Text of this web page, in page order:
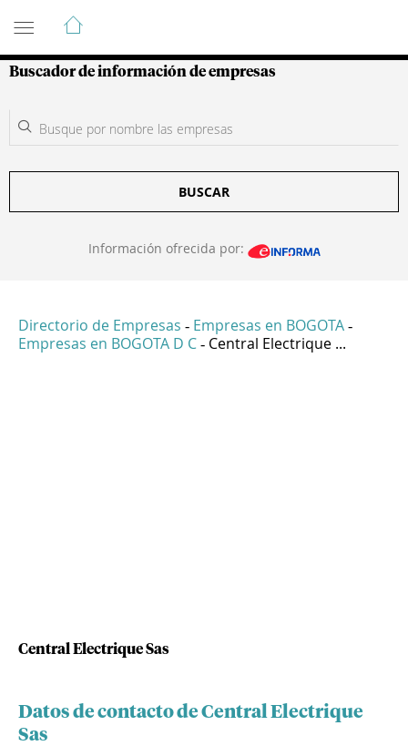
Guía de Empresas Colombianas
Buscador de información de empresas
BUSCAR
Información ofrecida por:
Directorio de Empresas - Empresas en BOGOTA -
Empresas en BOGOTA D C - Central Electrique ...
Central Electrique Sas
Datos de contacto de Central Electrique
Sas